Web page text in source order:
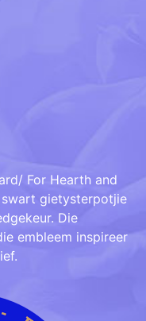
For Hearth and
swart gietysterpotjie
Die
embleem inspireer